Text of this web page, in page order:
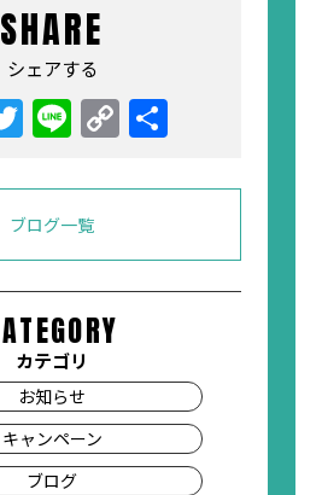
SHARE
シェアする
ブログ一覧
カテゴリ
お知らせ
キャンペーン
ブログ